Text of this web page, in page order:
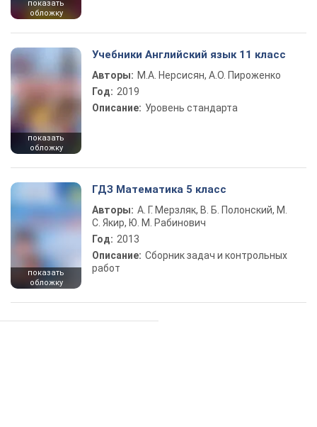
показать
обложку
показать
обложку
Учебники Английский язык 11 класс
Авторы: М.А. Нерсисян, А.О. Пироженко
Год: 2019
Описание: Уровень стандарта
показать
обложку
ГДЗ Математика 5 класс
Авторы: А. Г. Мерзляк, В. Б. Полонский, М.
С. Якир, Ю. М. Рабинович
Год: 2013
Описание: Сборник задач и контрольных
работ